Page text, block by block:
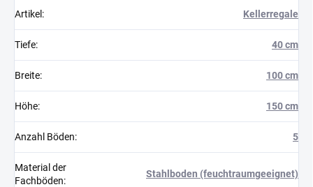
Artikel : Kellerregale
Tiefe: 40 cm
Breite: 100 cm
Höhe: 150 cm
Anzahl Böden: 5
Material der
Fachböden:
Stahlboden (feuchtraumgeeignet)